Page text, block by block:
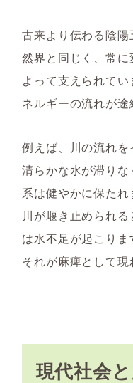
古来より伝わる陰
然界と同じく、常
よって支えられて
ネルギーの流れが途
例えば、川の流れを
清らかな水が滞り
系は健やかに保た
川が堰き止められ
は水不足が起こりま
それが麻痺として現
現代社会